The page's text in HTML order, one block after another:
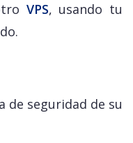
VPS, usando tu
de seguridad de su